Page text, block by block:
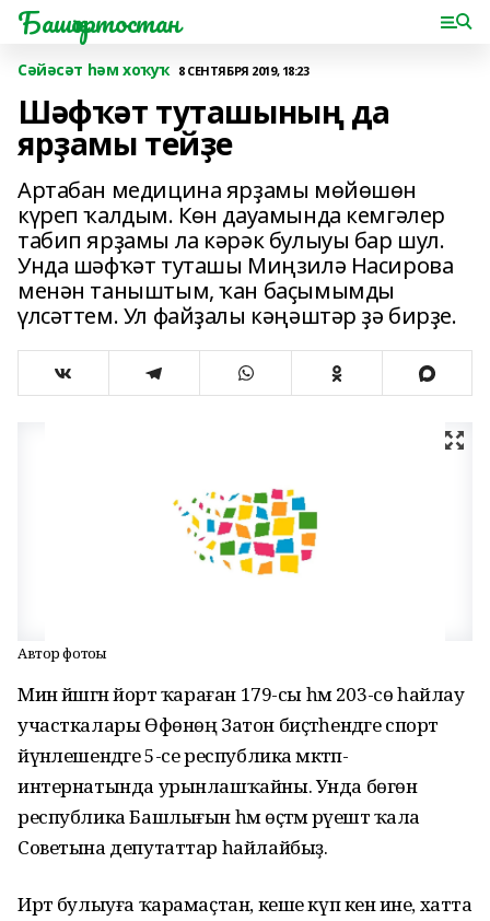
Башҡортостан
Сәйәсәт һәм хоҡуҡ 8 СЕНТЯБРЯ 2019, 18:23
Шәфҡәт туташының да
ярҙамы тейҙе
Артабан медицина ярҙамы мөйөшөн
күреп ҡалдым. Көн дауамында кемгәлер
табип ярҙамы ла кәрәк булыуы бар шул.
Унда шәфҡәт туташы Миңзилә Насирова
менән таныштым, ҡан баҫымымды
үлсәттем. Ул файҙалы кәңәштәр ҙә бирҙе.
Автор фотоһы
Мин йәшәгән йорт ҡараған 179-сы һәм 203-сө һайлау
участкалары Өфөнөң Затон биҫтәһендәге спорт
йүнәлешендәге 5-се республика мәктәп-
интернатында урынлашҡайны. Унда бөгөн
республика Башлығын һәм өҫтәмә рәүештә ҡала
Советына депутаттар һайлайбыҙ.
Иртә булыуға ҡарамаҫтан, кеше күп кенә ине, хатта